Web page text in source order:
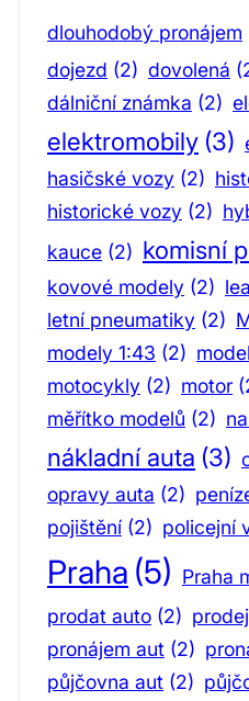
dlouhodobý pronájem
dojezd (2) dovolená
dálniční známka (2)
elektromobily (3)
hasičské vozy (2)
historické vozy (2)
kauce (2) komisní
kovové modely (2)
letní pneumatiky (2)
modely 1:43 (2)
motocykly (2) motor
měřítko modelů (2)
nákladní auta (3)
opravy auta (2)
pojištění (2) policejní
Praha (5) Praha
prodat auto (2)
pronájem aut (2)
půjčovna aut (2)